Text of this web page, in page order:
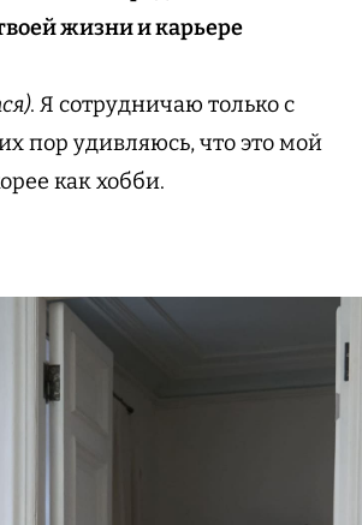
жизни и карьере
. Я сотрудничаю только с
пор удивляюсь, что это мой
как хобби.